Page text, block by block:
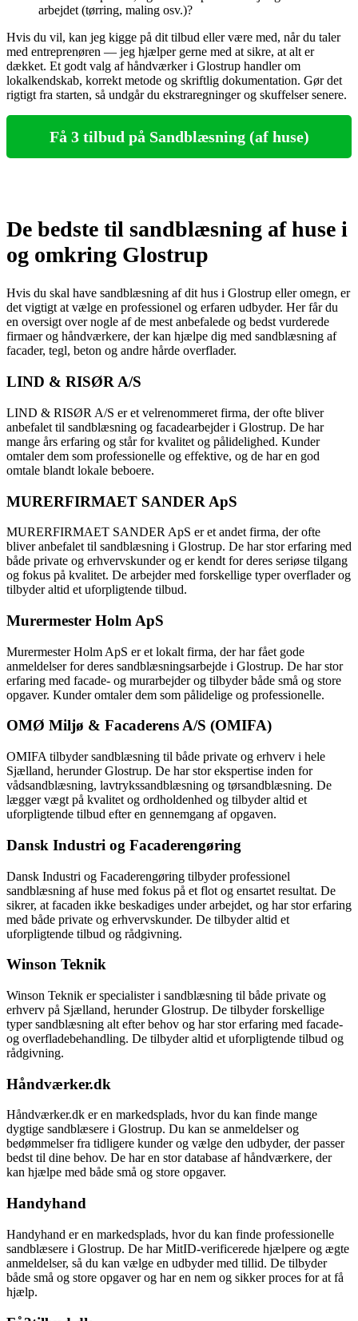
arbejdet (tørring, maling osv.)?
Hvis du vil, kan jeg kigge på dit tilbud eller være med, når du taler
med entreprenøren — jeg hjælper gerne med at sikre, at alt er
dækket. Et godt valg af håndværker i Glostrup handler om
lokalkendskab, korrekt metode og skriftlig dokumentation. Gør det
rigtigt fra starten, så undgår du ekstraregninger og skuffelser senere.
Få 3 tilbud på Sandblæsning (af huse)
De bedste til sandblæsning af huse i
og omkring Glostrup
Hvis du skal have sandblæsning af dit hus i Glostrup eller omegn, er
det vigtigt at vælge en professionel og erfaren udbyder. Her får du
en oversigt over nogle af de mest anbefalede og bedst vurderede
firmaer og håndværkere, der kan hjælpe dig med sandblæsning af
facader, tegl, beton og andre hårde overflader.
LIND & RISØR A/S
LIND & RISØR A/S er et velrenommeret firma, der ofte bliver
anbefalet til sandblæsning og facadearbejder i Glostrup. De har
mange års erfaring og står for kvalitet og pålidelighed. Kunder
omtaler dem som professionelle og effektive, og de har en god
omtale blandt lokale beboere.
MURERFIRMAET SANDER ApS
MURERFIRMAET SANDER ApS er et andet firma, der ofte
bliver anbefalet til sandblæsning i Glostrup. De har stor erfaring med
både private og erhvervskunder og er kendt for deres seriøse tilgang
og fokus på kvalitet. De arbejder med forskellige typer overflader og
tilbyder altid et uforpligtende tilbud.
Murermester Holm ApS
Murermester Holm ApS er et lokalt firma, der har fået gode
anmeldelser for deres sandblæsningsarbejde i Glostrup. De har stor
erfaring med facade- og murarbejder og tilbyder både små og store
opgaver. Kunder omtaler dem som pålidelige og professionelle.
OMØ Miljø & Facaderens A/S (OMIFA)
OMIFA tilbyder sandblæsning til både private og erhverv i hele
Sjælland, herunder Glostrup. De har stor ekspertise inden for
vådsandblæsning, lavtrykssandblæsning og tørsandblæsning. De
lægger vægt på kvalitet og ordholdenhed og tilbyder altid et
uforpligtende tilbud efter en gennemgang af opgaven.
Dansk Industri og Facaderengøring
Dansk Industri og Facaderengøring tilbyder professionel
sandblæsning af huse med fokus på et flot og ensartet resultat. De
sikrer, at facaden ikke beskadiges under arbejdet, og har stor erfaring
med både private og erhvervskunder. De tilbyder altid et
uforpligtende tilbud og rådgivning.
Winson Teknik
Winson Teknik er specialister i sandblæsning til både private og
erhverv på Sjælland, herunder Glostrup. De tilbyder forskellige
typer sandblæsning alt efter behov og har stor erfaring med facade-
og overfladebehandling. De tilbyder altid et uforpligtende tilbud og
rådgivning.
Håndværker.dk
Håndværker.dk er en markedsplads, hvor du kan finde mange
dygtige sandblæsere i Glostrup. Du kan se anmeldelser og
bedømmelser fra tidligere kunder og vælge den udbyder, der passer
bedst til dine behov. De har en stor database af håndværkere, der
kan hjælpe med både små og store opgaver.
Handyhand
Handyhand er en markedsplads, hvor du kan finde professionelle
sandblæsere i Glostrup. De har MitID-verificerede hjælpere og ægte
anmeldelser, så du kan vælge en udbyder med tillid. De tilbyder
både små og store opgaver og har en nem og sikker proces for at få
hjælp.